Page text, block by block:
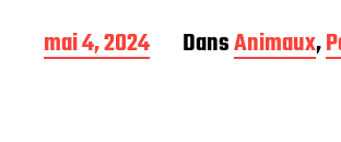
D
a
mai 4, 2024 DansAnimaux,